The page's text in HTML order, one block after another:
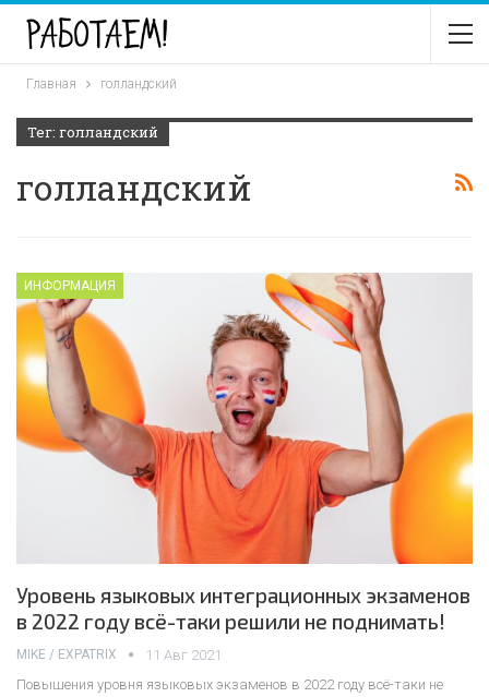
Главная голландский
Тег: голландский
голландский
ИНФОРМАЦИЯ
Уровень языковых интеграционных экзаменов
в 2022 году всё-таки решили не поднимать!
MIKE / EXPATRIX
11 Авг 2021
Повышения уровня языковых экзаменов в 2022 году всё-таки не